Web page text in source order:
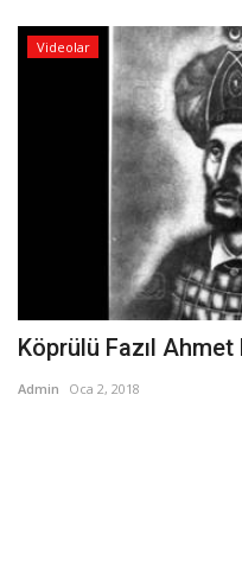
Videolar
Köprülü Fazıl
Admin Oca 2, 2018